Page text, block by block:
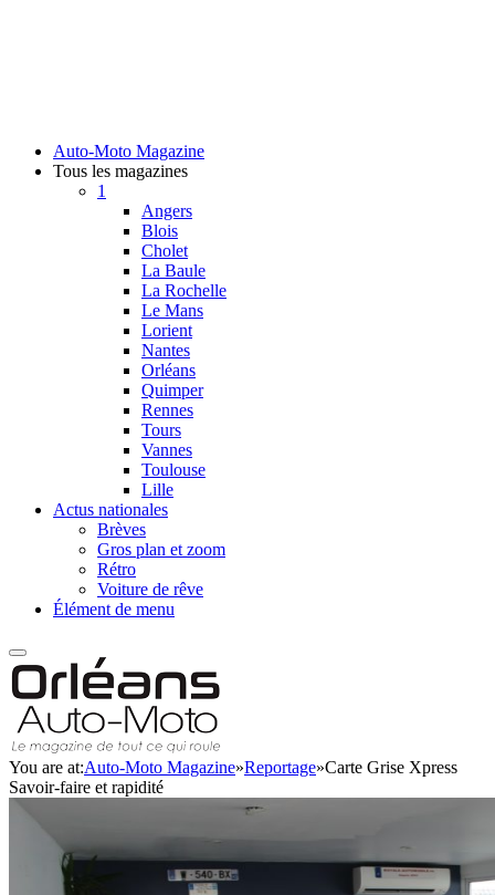
Auto-Moto Magazine
Tous les magazines
1
Angers
Blois
Cholet
La Baule
La Rochelle
Le Mans
Lorient
Nantes
Orléans
Quimper
Rennes
Tours
Vannes
Toulouse
Lille
Actus nationales
Brèves
Gros plan et zoom
Rétro
Voiture de rêve
Élément de menu
You are at:Auto-Moto Magazine»Reportage»Carte Grise Xpress
Savoir-faire et rapidité